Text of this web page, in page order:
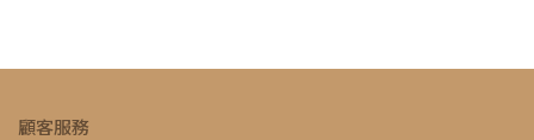
顧客服務